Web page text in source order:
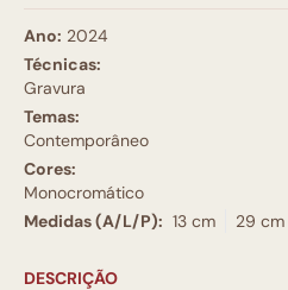
Ano: 2024
Técnicas:
Gravura
Temas:
Contemporâneo
Cores:
Monocromático
Medidas (A/L/P): 13 cm 29 cm
DESCRIÇÃO